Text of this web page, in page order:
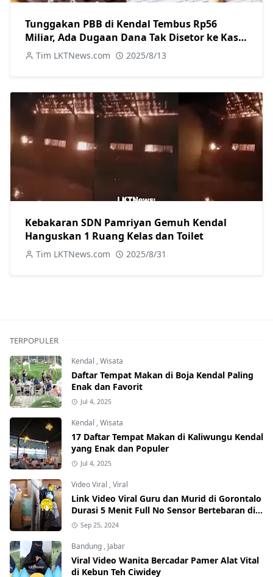
Tunggakan PBB di Kendal Tembus Rp56
Miliar, Ada Dugaan Dana Tak Disetor ke Kas
Daerah
Tim LKTNews.com 2025/8/13
Kebakaran SDN Pamriyan Gemuh Kendal
Hanguskan 1 Ruang Kelas dan Toilet
Tim LKTNews.com 2025/8/31
TERPOPULER
Kendal ,Wisata
Daftar Tempat Makan di Boja Kendal Paling
Enak dan Favorit
Jul 4, 2025
Kendal ,Wisata
17 Daftar Tempat Makan di Kaliwungu Kendal
yang Enak dan Populer
Jul 4, 2025
Video Viral ,Viral
Link Video Viral Guru dan Murid di Gorontalo
Durasi 5 Menit Full No Sensor Bertebaran di
Internet, Hati-Hati Phising!
Sep 25, 2024
Bandung , Jabar
Viral Video Wanita Bercadar Pamer Alat Vital
di Kebun Teh Ciwidey